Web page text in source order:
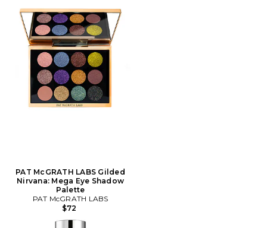
PAT McGRATH LABS Gilded
Nirvana: Mega Eye Shadow
Palette
PAT McGRATH LABS
$72